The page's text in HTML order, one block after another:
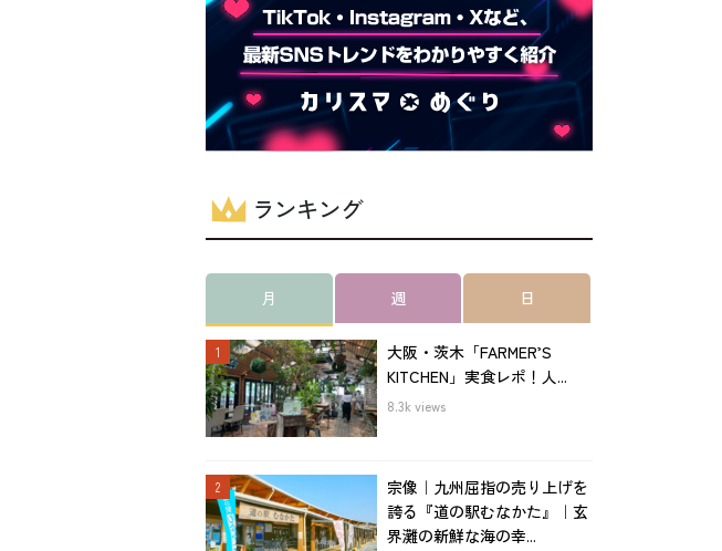
ランキング
月 週 日
大阪・茨木「FARMER’S
KITCHEN」実食レポ！人...
8.3k views
宗像｜九州屈指の売り上げを
誇る『道の駅むなかた』｜玄
界灘の新鮮な海の幸...